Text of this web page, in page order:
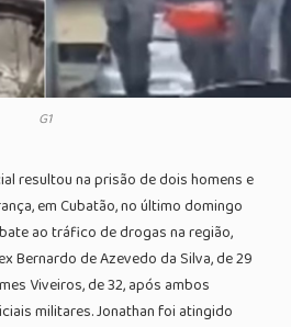
G1
resultou na prisão de dois homens e
em Cubatão, no último domingo
ao tráfico de drogas na região,
Bernardo de Azevedo da Silva, de 29
Viveiros, de 32, após ambos
militares. Jonathan foi atingido